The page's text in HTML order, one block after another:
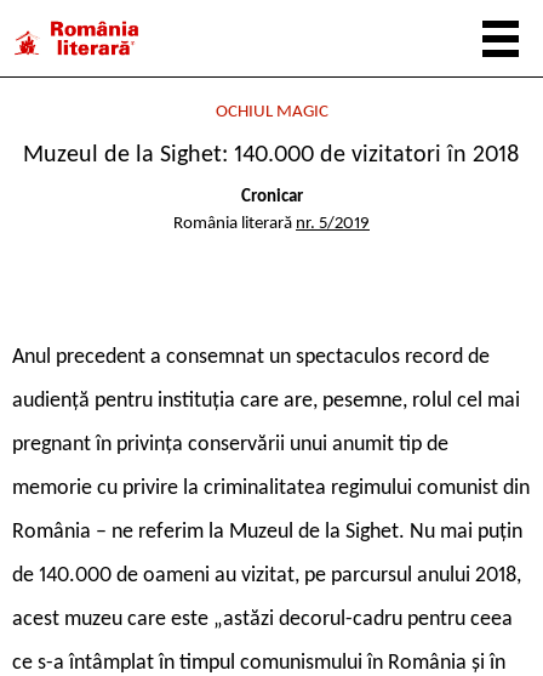
OCHIUL MAGIC
Muzeul de la Sighet: 140.000 de vizitatori în 2018
Cronicar
România literară nr. 5/2019
Anul precedent a consemnat un spectaculos record de
audiență pentru instituția care are, pesemne, rolul cel mai
pregnant în privința conservării unui anumit tip de
memorie cu privire la criminalitatea regimului comunist din
România – ne referim la Muzeul de la Sighet. Nu mai puțin
de 140.000 de oameni au vizitat, pe parcursul anului 2018,
acest muzeu care este „astăzi decorul-cadru pentru ceea
ce s-a întâmplat în timpul comunismului în România și în